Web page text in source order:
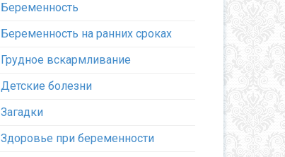
Беременность
Беременность на ранних сроках
Грудное вскармливание
Детские болезни
Загадки
Здоровье при беременности